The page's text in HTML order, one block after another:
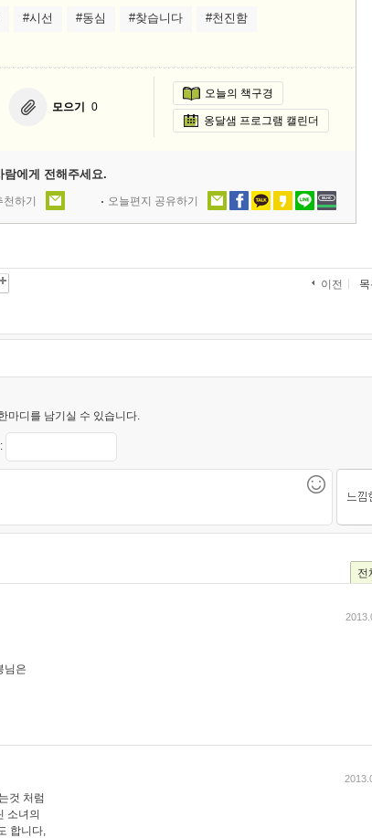
#시선 #동심 #찾습니다 #천진함
모으기 0
오늘의 책구경
옹달샘 프로그램 캘린더
람에게 전해주세요.
하기 오늘편지 공유하기
이전
마디를 남기실 수 있습니다.
전
님은
것 처럼
소녀의
합니다,